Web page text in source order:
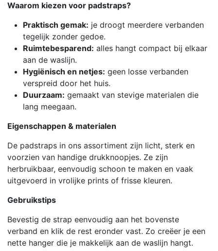
Waarom kiezen voor padstraps?
Praktisch gemak: je droogt meerdere verbanden
tegelijk zonder gedoe.
Ruimtebesparend: alles hangt compact bij elkaar
aan de waslijn.
Hygiënisch en netjes: geen losse verbanden
verspreid door het huis.
Duurzaam: gemaakt van stevige materialen die
lang meegaan.
Eigenschappen & materialen
De padstraps in ons assortiment zijn licht, sterk en
voorzien van handige drukknoopjes. Ze zijn
herbruikbaar, eenvoudig schoon te maken en vaak
uitgevoerd in vrolijke prints of frisse kleuren.
Gebruikstips
Bevestig de strap eenvoudig aan het bovenste
verband en klik de rest eronder vast. Zo creëer je een
nette hanger die je makkelijk aan de waslijn hangt.